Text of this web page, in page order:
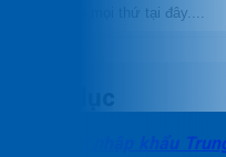
Nội thất nhập khẩu